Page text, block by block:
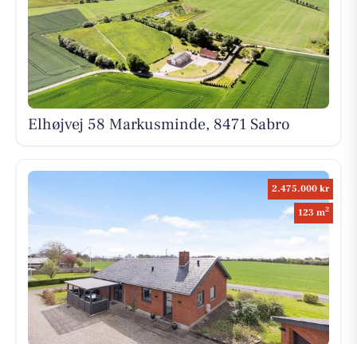
Elhøjvej 58 Markusminde, 8471 Sabro
2.475.000 kr
123 m2